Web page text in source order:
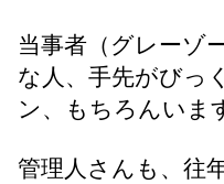
当事者（グレーゾ
な人、手先がびっ
ン、もちろんいま
管理人さんも、往